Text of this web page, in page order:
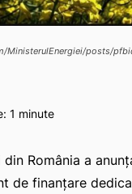
posts/
1 minute
din România a
de finanțare